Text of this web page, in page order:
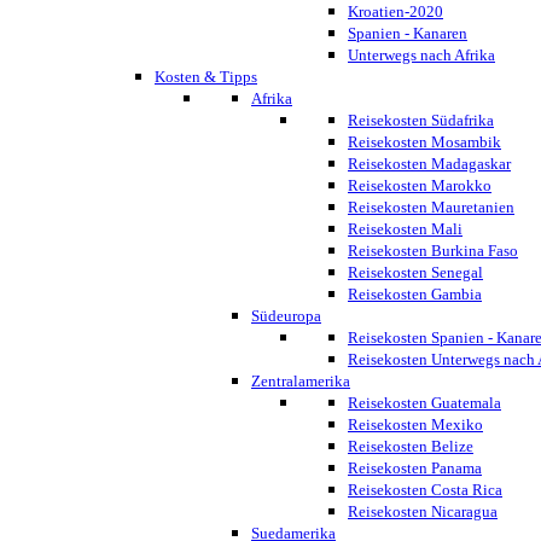
Kroatien-2020
Spanien - Kanaren
Unterwegs nach Afrika
Kosten & Tipps
Afrika
Reisekosten Südafrika
Reisekosten Mosambik
Reisekosten Madagaskar
Reisekosten Marokko
Reisekosten Mauretanien
Reisekosten Mali
Reisekosten Burkina Faso
Reisekosten Senegal
Reisekosten Gambia
Südeuropa
Reisekosten Spanien -
Reisekosten Unterwegs nach
Zentralamerika
Reisekosten Guatemala
Reisekosten Mexiko
Reisekosten Belize
Reisekosten Panama
Reisekosten Costa Rica
Reisekosten Nicaragua
Suedamerika